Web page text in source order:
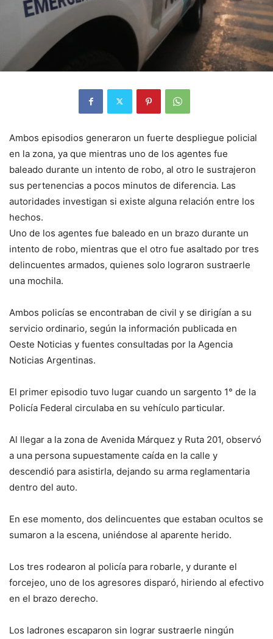
Ambos episodios generaron un fuerte despliegue policial
en la zona, ya que mientras uno de los agentes fue
baleado durante un intento de robo, al otro le sustrajeron
sus pertenencias a pocos minutos de diferencia. Las
autoridades investigan si existe alguna relación entre los
hechos.
Uno de los agentes fue baleado en un brazo durante un
intento de robo, mientras que el otro fue asaltado por tres
delincuentes armados, quienes solo lograron sustraerle
una mochila.
Ambos policías se encontraban de civil y se dirigían a su
servicio ordinario, según la información publicada en
Oeste Noticias y fuentes consultadas por la Agencia
Noticias Argentinas.
El primer episodio tuvo lugar cuando un sargento 1° de la
Policía Federal circulaba en su vehículo particular.
Al llegar a la zona de Avenida Márquez y Ruta 201, observó
a una persona supuestamente caída en la calle y
descendió para asistirla, dejando su arma reglamentaria
dentro del auto.
En ese momento, dos delincuentes que estaban ocultos se
sumaron a la escena, uniéndose al aparente herido.
Los tres rodearon al policía para robarle, y durante el
forcejeo, uno de los agresores disparó, hiriendo al efectivo
en el brazo derecho.
Los ladrones escaparon sin lograr sustraerle ningún